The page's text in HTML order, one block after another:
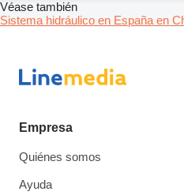
Véase también
Sistema hidráulico en España en
Empresa
Quiénes somos
Ayuda